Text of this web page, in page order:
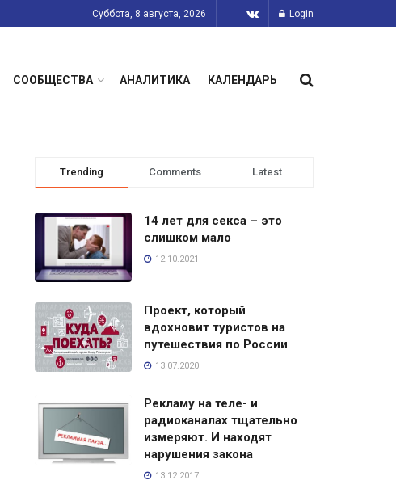
Суббота, 8 августа, 2026 Login
СООБЩЕСТВА АНАЛИТИКА КАЛЕНДАРЬ
Trending Comments Latest
14 лет для секса – это
слишком мало
12.10.2021
Проект, который
вдохновит туристов на
путешествия по России
13.07.2020
Рекламу на теле- и
радиоканалах тщательно
измеряют. И находят
нарушения закона
13.12.2017